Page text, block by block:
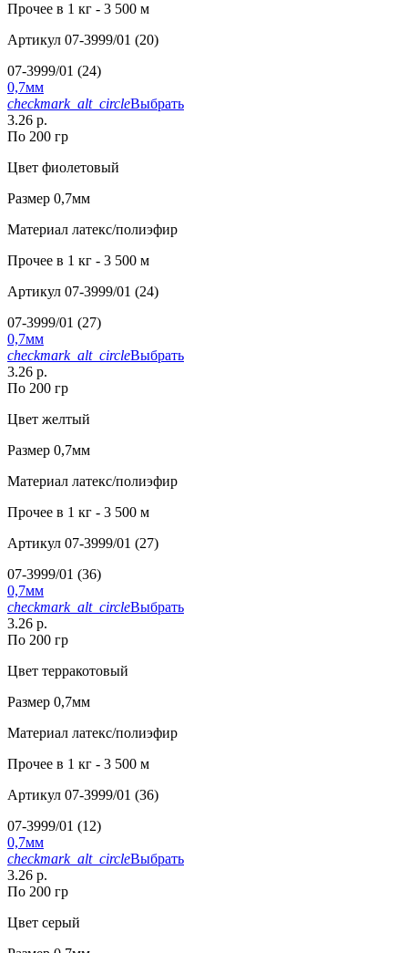
Прочее в 1 кг - 3 500 м
Артикул 07-3999/01 (20)
07-3999/01 (24)
0,7мм
checkmark_alt_circleВыбрать
3.26 р.
По 200 гр
Цвет фиолетовый
Размер 0,7мм
Материал латекс/полиэфир
Прочее в 1 кг - 3 500 м
Артикул 07-3999/01 (24)
07-3999/01 (27)
0,7мм
checkmark_alt_circleВыбрать
3.26 р.
По 200 гр
Цвет желтый
Размер 0,7мм
Материал латекс/полиэфир
Прочее в 1 кг - 3 500 м
Артикул 07-3999/01 (27)
07-3999/01 (36)
0,7мм
checkmark_alt_circleВыбрать
3.26 р.
По 200 гр
Цвет терракотовый
Размер 0,7мм
Материал латекс/полиэфир
Прочее в 1 кг - 3 500 м
Артикул 07-3999/01 (36)
07-3999/01 (12)
0,7мм
checkmark_alt_circleВыбрать
3.26 р.
По 200 гр
Цвет серый